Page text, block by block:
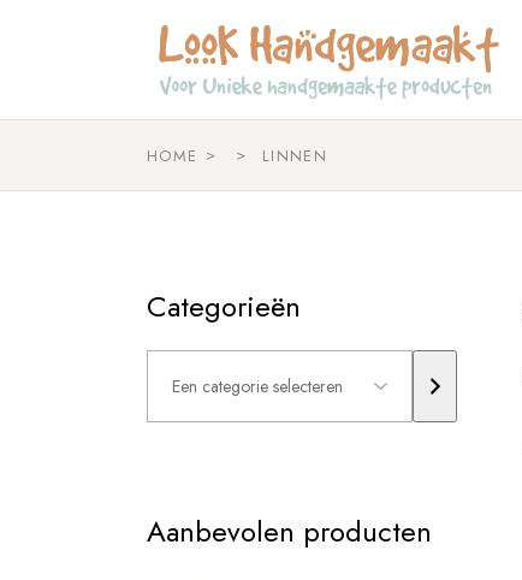
HOME LINNEN
Categorieën
Een
categorie
selecteren
Aanbevolen producten